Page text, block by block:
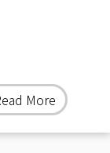
More